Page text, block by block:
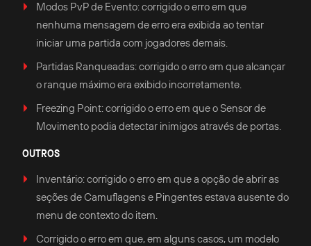
Modos PvP de Evento: corrigido o erro em que
nenhuma mensagem de erro era exibida ao tentar
iniciar uma partida com jogadores demais.
Partidas Ranqueadas: corrigido o erro em que alcançar
o ranque máximo era exibido incorretamente.
Freezing Point: corrigido o erro em que o Sensor de
Movimento podia detectar inimigos através de portas.
OUTROS
Inventário: corrigido o erro em que a opção de abrir as
seções de Camuflagens e Pingentes estava ausente do
menu de contexto do item.
Corrigido o erro em que, em alguns casos, um modelo